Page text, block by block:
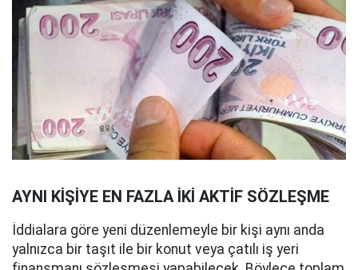
AYNI KİŞİYE EN FAZLA İKİ AKTİF SÖZLEŞME
İddialara göre yeni düzenlemeyle bir kişi aynı anda
yalnızca bir taşıt ile bir konut veya çatılı iş yeri